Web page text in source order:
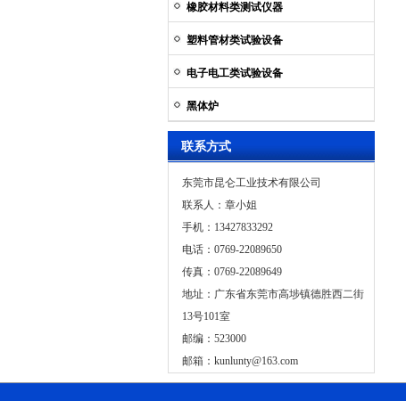
橡胶材料类测试仪器
塑料管材类试验设备
电子电工类试验设备
黑体炉
联系方式
东莞市昆仑工业技术有限公司
联系人：章小姐
手机：13427833292
电话：0769-22089650
传真：0769-22089649
地址：广东省东莞市高埗镇德胜西二街
13号101室
邮编：523000
邮箱： kunlunty@163.com